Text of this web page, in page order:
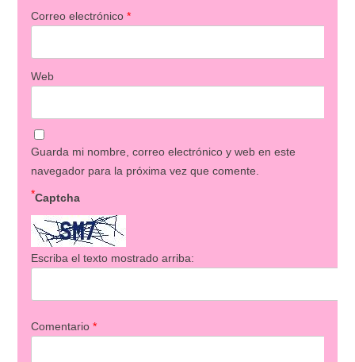
Correo electrónico *
Web
Guarda mi nombre, correo electrónico y web en este
navegador para la próxima vez que comente.
Captcha
*
Escriba el texto mostrado arriba:
Comentario *